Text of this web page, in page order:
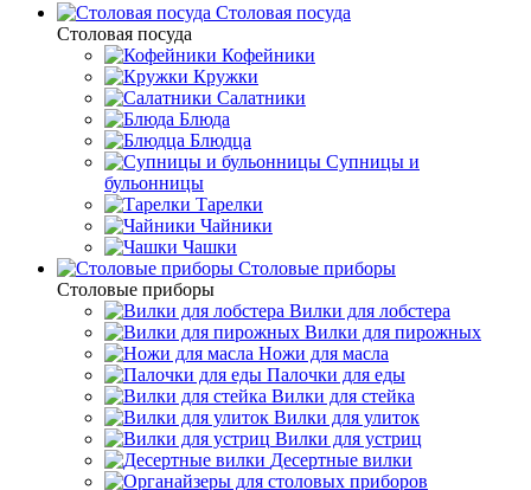
Столовая посуда
Столовая посуда
Кофейники
Кружки
Салатники
Блюда
Блюдца
Супницы и
бульонницы
Тарелки
Чайники
Чашки
Cтоловые приборы
Cтоловые приборы
Вилки для лобстера
Вилки для пирожных
Ножи для масла
Палочки для еды
Вилки для стейка
Вилки для улиток
Вилки для устриц
Десертные вилки